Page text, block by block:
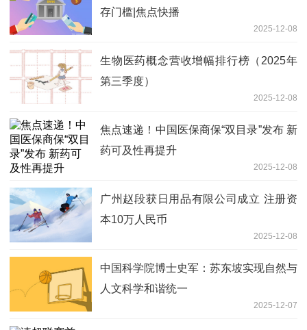
存门槛|焦点快播
2025-12-08
生物医药概念营收增幅排行榜（2025年
第三季度）
2025-12-08
焦点速递！中国医保商保“双目录”发布 新
药可及性再提升
2025-12-08
广州赵段获日用品有限公司成立 注册资
本10万人民币
2025-12-08
中国科学院博士史军：苏东坡实现自然与
人文科学和谐统一
2025-12-07